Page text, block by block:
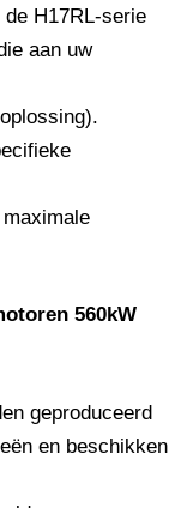
H17RL-serie
aan uw
560kW
geproduceerd
en beschikken